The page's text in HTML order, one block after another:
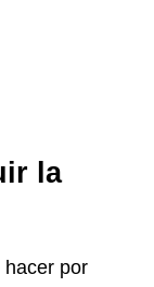
la
hacer por